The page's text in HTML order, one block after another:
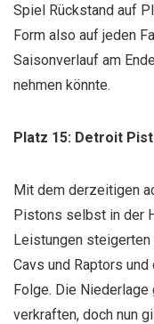
Spiel Rückstand auf
Form also auf jeden
Saisonverlauf am
nehmen könnte.
Platz 15: Detroit
Mit dem derzeitigen
Pistons selbst in der
Leistungen
Cavs und Raptors
Folge. Die
verkraften, doch nun